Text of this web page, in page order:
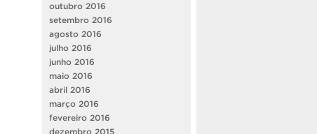
outubro 2016
setembro 2016
agosto 2016
julho 2016
junho 2016
maio 2016
abril 2016
março 2016
fevereiro 2016
dezembro 2015